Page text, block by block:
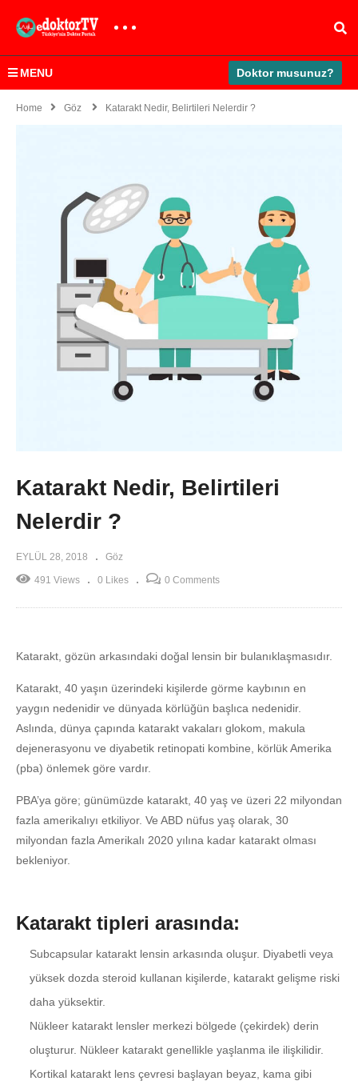
MENU Doktor musunuz?
Home Göz Katarakt Nedir, Belirtileri Nelerdir ?
Katarakt Nedir, Belirtileri
Nelerdir ?
EYLÜL 28, 2018 Göz
491 Views 0 Likes 0 Comments
Katarakt, gözün arkasındaki doğal lensin bir bulanıklaşmasıdır.
Katarakt, 40 yaşın üzerindeki kişilerde görme kaybının en
yaygın nedenidir ve dünyada körlüğün başlıca nedenidir.
Aslında, dünya çapında katarakt vakaları glokom, makula
dejenerasyonu ve diyabetik retinopati kombine, körlük Amerika
(pba) önlemek göre vardır.
PBA’ya göre; günümüzde katarakt, 40 yaş ve üzeri 22 milyondan
fazla amerikalıyı etkiliyor. Ve ABD nüfus yaş olarak, 30
milyondan fazla Amerikalı 2020 yılına kadar katarakt olması
bekleniyor.
Katarakt tipleri arasında:
Subcapsular katarakt lensin arkasında oluşur. Diyabetli veya
yüksek dozda steroid kullanan kişilerde, katarakt gelişme riski
daha yüksektir.
Nükleer katarakt lensler merkezi bölgede (çekirdek) derin
oluşturur. Nükleer katarakt genellikle yaşlanma ile ilişkilidir.
Kortikal katarakt lens çevresi başlayan beyaz, kama gibi